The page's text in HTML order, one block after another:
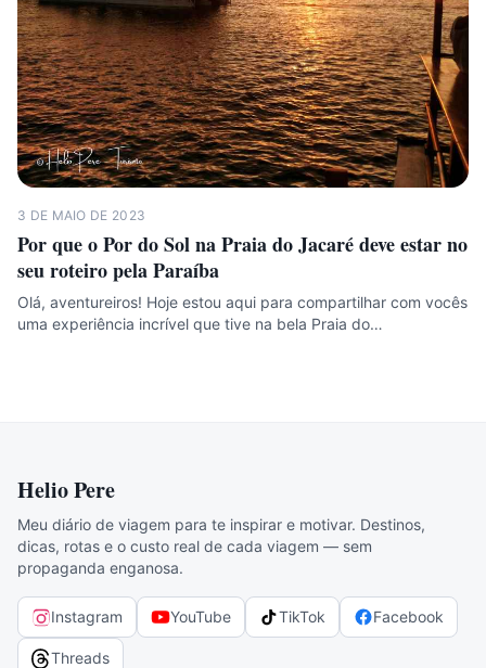
3 DE MAIO DE 2023
Por que o Por do Sol na Praia do Jacaré deve estar no
seu roteiro pela Paraíba
Olá, aventureiros! Hoje estou aqui para compartilhar com vocês
uma experiência incrível que tive na bela Praia do…
Helio Pere
Meu diário de viagem para te inspirar e motivar. Destinos,
dicas, rotas e o custo real de cada viagem — sem
propaganda enganosa.
Instagram YouTube TikTok Facebook
Threads